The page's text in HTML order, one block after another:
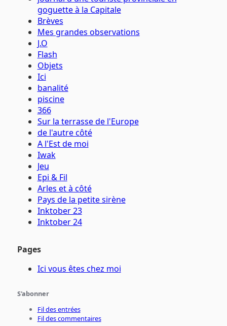
goguette à la Capitale
Brèves
Mes grandes observations
J.O
Flash
Objets
Ici
banalité
piscine
366
Sur la terrasse de l'Europe
de l'autre côté
A l'Est de moi
Iwak
Jeu
Epi & Fil
Arles et à côté
Pays de la petite sirène
Inktober 23
Inktober 24
Pages
Ici vous êtes chez moi
S'abonner
Fil des entrées
Fil des commentaires